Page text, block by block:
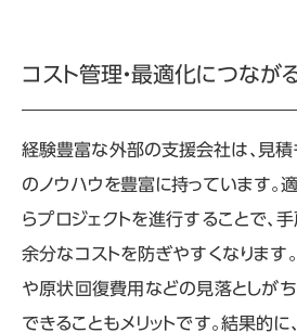
コスト管理・最適化につなが
経験豊富な外部の支援会社は、見
のノウハウを豊富に持っています。
らプロジェクトを進行することで、
余分なコストを防ぎやすくなります
や原状回復費用などの見落としが
できることもメリットです。結果的に